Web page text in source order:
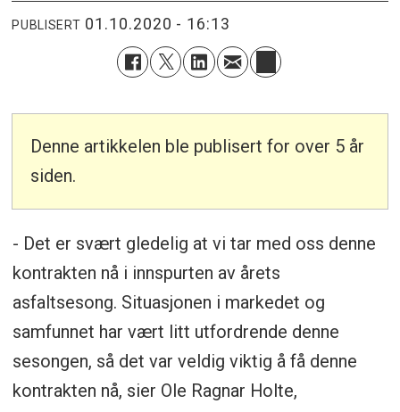
PUBLISERT 01.10.2020 - 16:13
Denne artikkelen ble publisert for over 5 år
siden.
- Det er svært gledelig at vi tar med oss denne
kontrakten nå i innspurten av årets
asfaltsesong. Situasjonen i markedet og
samfunnet har vært litt utfordrende denne
sesongen, så det var veldig viktig å få denne
kontrakten nå, sier Ole Ragnar Holte,